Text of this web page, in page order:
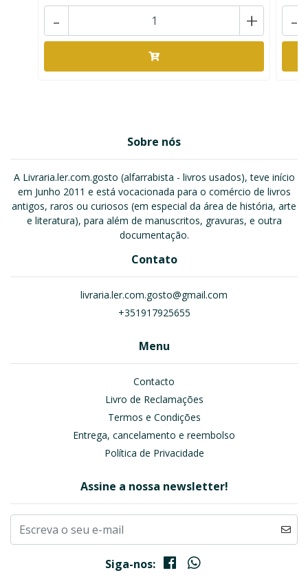
+
- -
Sobre nós
A Livraria.ler.com.gosto (alfarrabista - livros usados), teve início
em Junho 2011 e está vocacionada para o comércio de livros
antigos, raros ou curiosos (em especial da área de história, arte
e literatura), para além de manuscritos, gravuras, e outra
documentação.
Contato
livraria.ler.com.gosto@gmail.com
+351917925655
Menu
Contacto
Livro de Reclamações
Termos e Condições
Entrega, cancelamento e reembolso
Política de Privacidade
Assine a nossa newsletter!
Siga-nos: